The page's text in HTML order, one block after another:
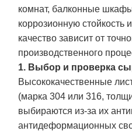
комнат, балконные
коррозионную стойкость
качество зависит от
производственного
1. Выбор и проверка
Высококачественные
(марка 304 или 316,
выбираются из-за их
антидеформационных